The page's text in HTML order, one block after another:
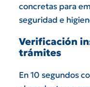
concretas para
seguridad e
Verificación
trámites
En 10 segundos